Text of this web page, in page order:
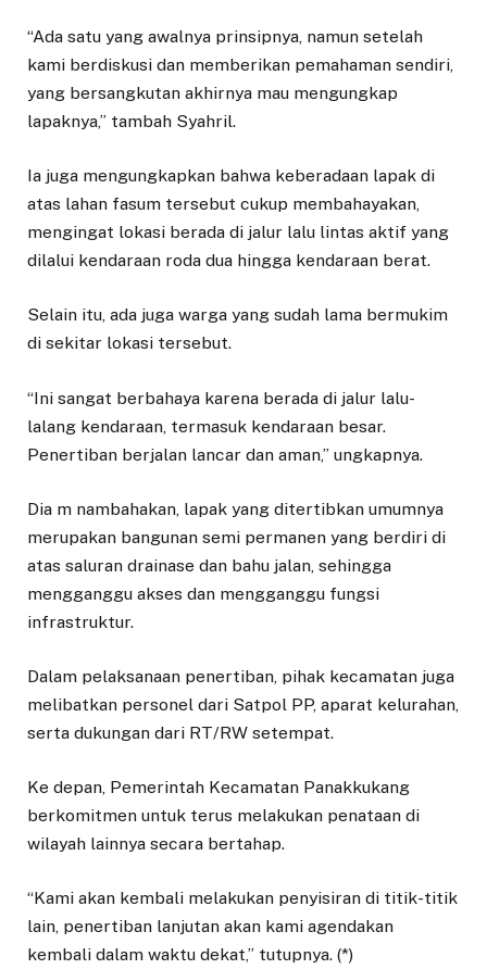
“Ada satu yang awalnya prinsipnya, namun setelah
kami berdiskusi dan memberikan pemahaman sendiri,
yang bersangkutan akhirnya mau mengungkap
lapaknya,” tambah Syahril.
Ia juga mengungkapkan bahwa keberadaan lapak di
atas lahan fasum tersebut cukup membahayakan,
mengingat lokasi berada di jalur lalu lintas aktif yang
dilalui kendaraan roda dua hingga kendaraan berat.
Selain itu, ada juga warga yang sudah lama bermukim
di sekitar lokasi tersebut.
“Ini sangat berbahaya karena berada di jalur lalu-
lalang kendaraan, termasuk kendaraan besar.
Penertiban berjalan lancar dan aman,” ungkapnya.
Dia m nambahakan, lapak yang ditertibkan umumnya
merupakan bangunan semi permanen yang berdiri di
atas saluran drainase dan bahu jalan, sehingga
mengganggu akses dan mengganggu fungsi
infrastruktur.
Dalam pelaksanaan penertiban, pihak kecamatan juga
melibatkan personel dari Satpol PP, aparat kelurahan,
serta dukungan dari RT/RW setempat.
Ke depan, Pemerintah Kecamatan Panakkukang
berkomitmen untuk terus melakukan penataan di
wilayah lainnya secara bertahap.
“Kami akan kembali melakukan penyisiran di titik-titik
lain, penertiban lanjutan akan kami agendakan
kembali dalam waktu dekat,” tutupnya. (*)